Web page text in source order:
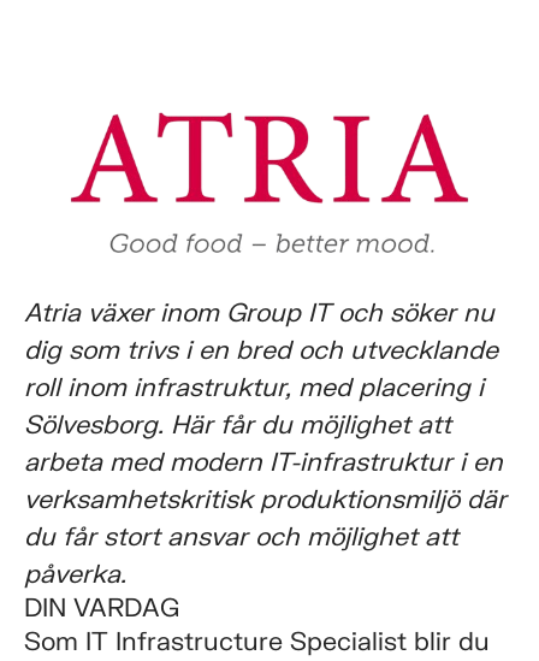
Atria växer inom Group IT och söker nu
dig som trivs i en bred och utvecklande
roll inom infrastruktur, med placering i
Sölvesborg. Här får du möjlighet att
arbeta med modern IT-infrastruktur i en
verksamhetskritisk produktionsmiljö där
du får stort ansvar och möjlighet att
påverka.
DIN VARDAG
Som IT Infrastructure Specialist blir du